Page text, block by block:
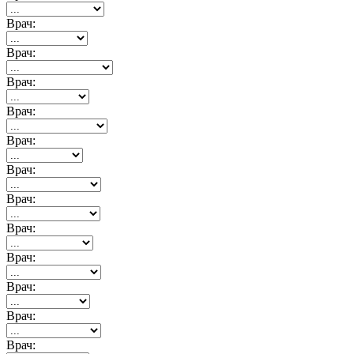
Врач:
Врач:
Врач:
Врач:
Врач:
Врач:
Врач:
Врач:
Врач:
Врач:
Врач:
Врач: